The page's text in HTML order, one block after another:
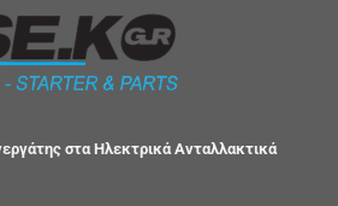
στα Ηλεκτρικά Ανταλλακτικά